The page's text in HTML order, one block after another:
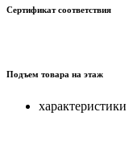
Сертификат соответствия
Подъем товара на этаж
характеристики